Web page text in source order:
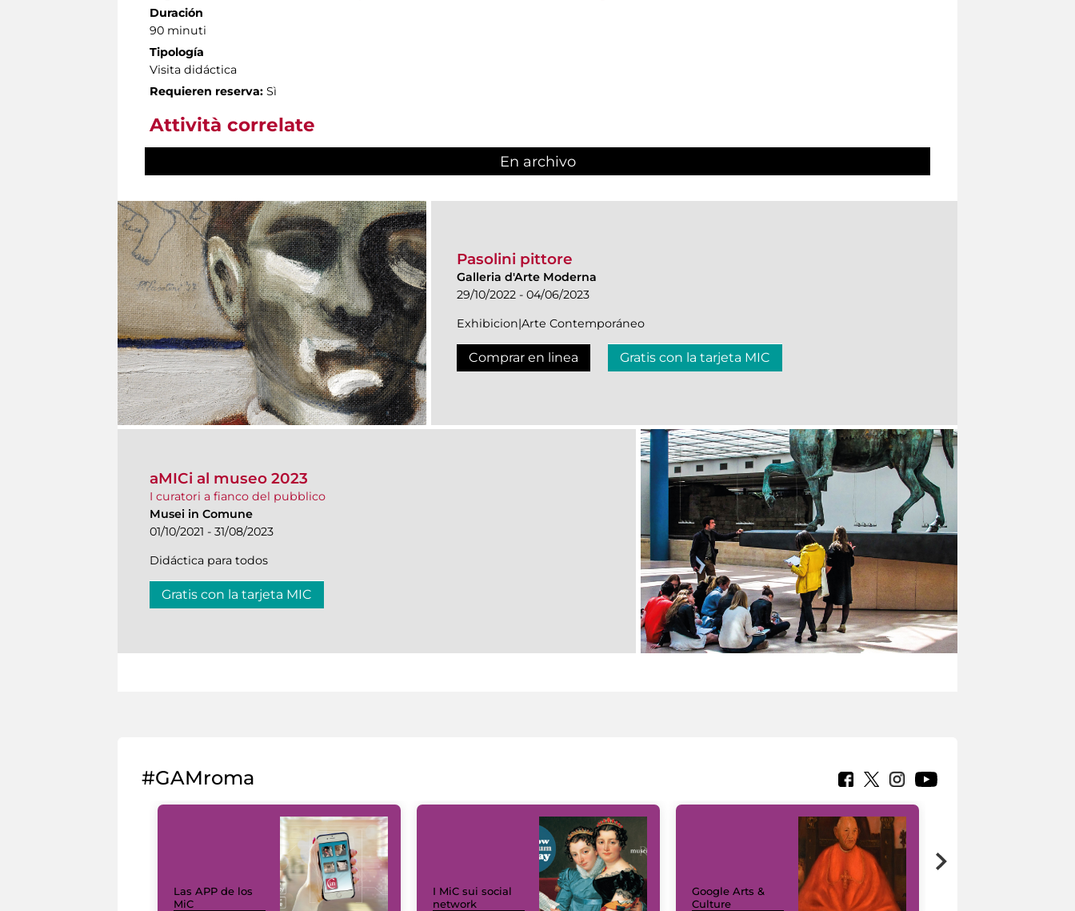
Duración
90 minuti
Tipología
Visita didáctica
Requieren reserva: Sì
Attività correlate
En archivo
Pasolini pittore
Galleria d'Arte Moderna
29/10/2022 - 04/06/2023
Exhibicion|Arte Contemporáneo
Comprar en linea Gratis con la tarjeta MIC
aMICi al museo 2023
I curatori a fianco del pubblico
Musei in Comune
01/10/2021 - 31/08/2023
Didáctica para todos
Gratis con la tarjeta MIC
#GAMroma
Las APP de los
MiC
I MiC sui social
network
Google Arts &
Culture